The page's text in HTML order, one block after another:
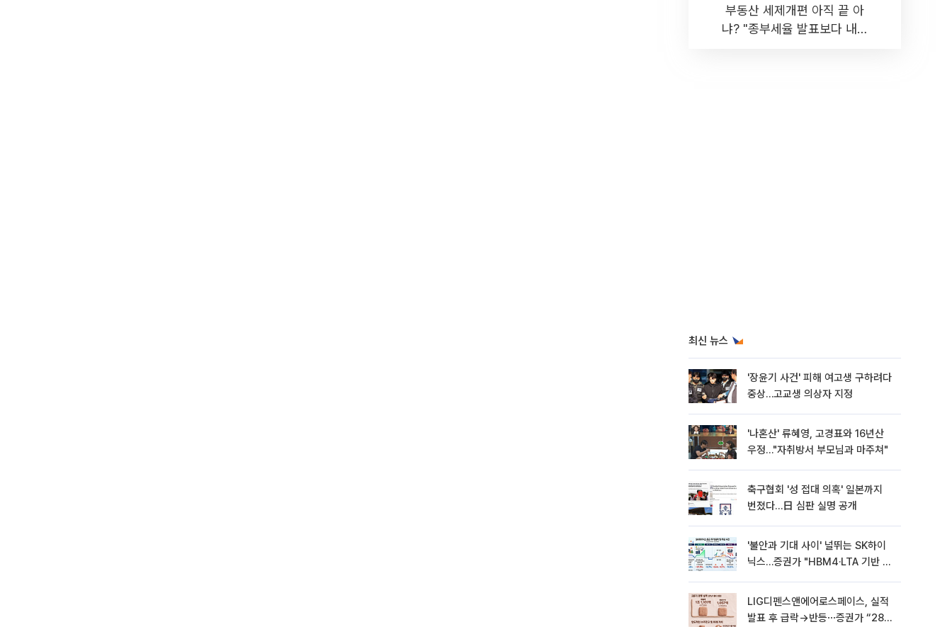
부동산 세제개편 아직 끝 아
냐? "종부세율 발표보다 내릴
최신 뉴스
'장윤기 사건' 피해 여고생 구하려다
중상…고교생 의상자 지정
'나혼산' 류혜영, 고경표와 16년산
우정…"자취방서 부모님과 마주쳐"
축구협회 '성 접대 의혹' 일본까지
번졌다…日 심판 실명 공개
'불안과 기대 사이' 널뛰는 SK하이
닉스…증권가 "HBM4·LTA 기반 펀
LIG디펜스앤에어로스페이스, 실적
발표 후 급락→반등⋯증권가 “28년